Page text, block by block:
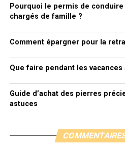
Pourquoi le permis de
chargés de famille ?
Comment épargner pour la
Que faire pendant les vacances
Guide d’achat des pierres
astuces